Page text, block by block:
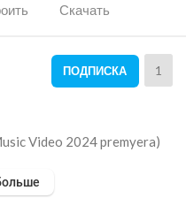
Скачать
ПОДПИСКА 1
Video 2024 premyera)